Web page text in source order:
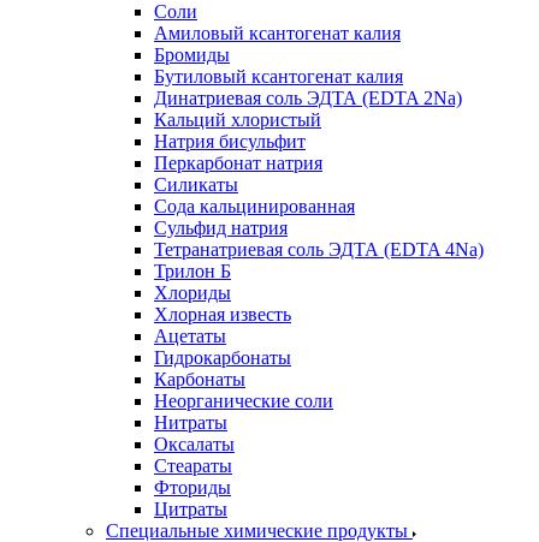
Соли
Амиловый ксантогенат калия
Бромиды
Бутиловый ксантогенат калия
Динатриевая соль ЭДТА (EDTA 2Na)
Кальций хлористый
Натрия бисульфит
Перкарбонат натрия
Силикаты
Сода кальцинированная
Сульфид натрия
Тетранатриевая соль ЭДТА (EDTA 4Na)
Трилон Б
Хлориды
Хлорная известь
Ацетаты
Гидрокарбонаты
Карбонаты
Неорганические соли
Нитраты
Оксалаты
Стеараты
Фториды
Цитраты
Специальные химические продукты